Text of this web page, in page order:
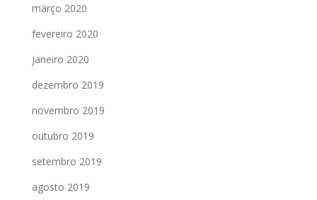
março 2020
fevereiro 2020
janeiro 2020
dezembro 2019
novembro 2019
outubro 2019
setembro 2019
agosto 2019